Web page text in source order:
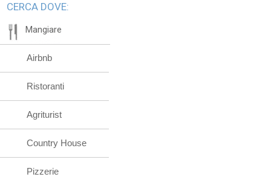
CERCA DOVE:
Mangiare
Airbnb
Ristoranti
Agriturist
Country House
Pizzerie